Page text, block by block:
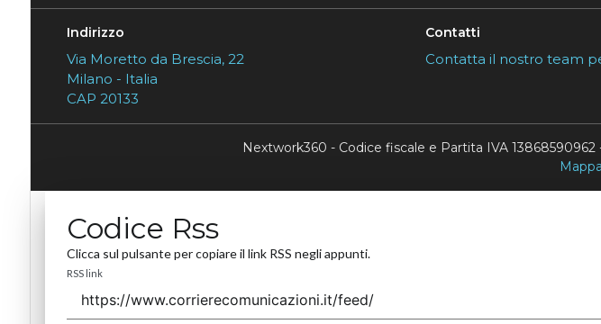
Indirizzo
Via Moretto da Brescia, 22
Milano - Italia
CAP 20133
Contatti
Contatta il nostro team
Nextwork360 - Codice fiscale e Partita IVA
Codice Rss
Clicca sul pulsante per copiare il link RSS negli appunti.
RSS link